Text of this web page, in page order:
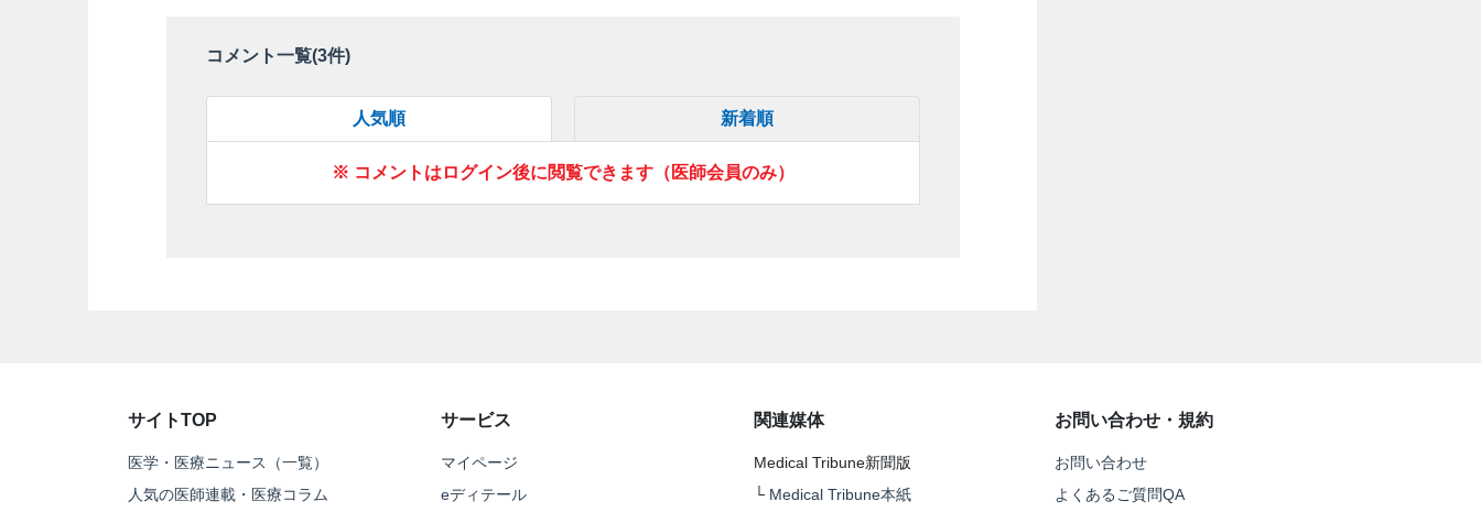
コメント一覧(3件)
人気順 新着順
※ コメントはログイン後に閲覧できます（医師会員のみ）
サイトTOP
医学・医療ニュース（一覧）
人気の医師連載・医療コラム
サービス
マイページ
eディテール
関連媒体
Medical Tribune新聞版
└ Medical Tribune本紙
お問い合わせ・規約
お問い合わせ
よくあるご質問QA